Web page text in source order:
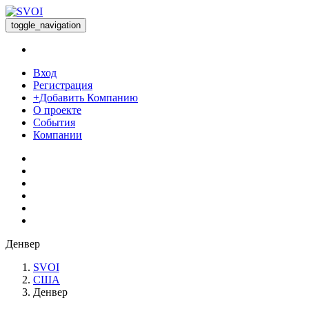
toggle_navigation
Вход
Регистрация
+Добавить Компанию
О проекте
События
Компании
Денвер
SVOI
США
Денвер